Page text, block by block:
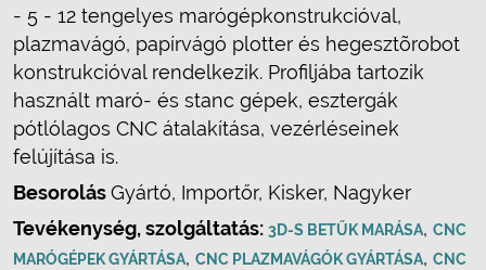
- 5 - 12 tengelyes marógépkonstrukcióval,
plazmavágó, papírvágó plotter és hegesztõrobot
konstrukcióval rendelkezik. Profiljába tartozik
használt maró- és stanc gépek, esztergák
pótlólagos CNC átalakítása, vezérléseinek
felújítása is.
BesorolásGyártó, Importőr, Kisker, Nagyker
Tevékenység, szolgáltatás: 3D-S BETŰK MARÁSA, CNC
MARÓGÉPEK GYÁRTÁSA, CNC PLAZMAVÁGÓK GYÁRTÁSA, CNC